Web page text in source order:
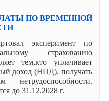
ПОВРЕМЕННОЙ
эксперимент по
страхованию
тем,кто уплачивает
доход (НПД), получать
до 31.12.2028 г.